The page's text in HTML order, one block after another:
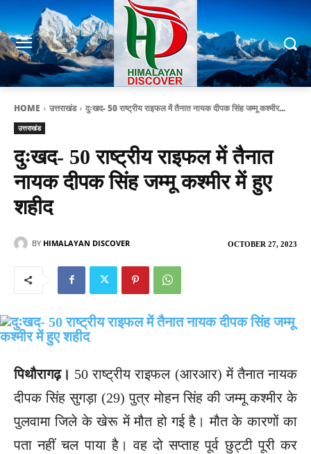
HOME उत्तराखंड दुःखद- 50 राष्ट्रीय राइफल में तैनात नायक दीपक सिंह जम्मू कश्मीर...
उत्तराखंड
दुःखद- 50 राष्ट्रीय राइफल में तैनात
नायक दीपक सिंह जम्मू कश्मीर में हुए
शहीद
OCTOBER 27, 2023
BY HIMALAYAN DISCOVER
पिथौरागढ़। 50 राष्ट्रीय राइफल (आरआर) में तैनात नायक
दीपक सिंह सुगड़ा (29) पुत्र मोहन सिंह की जम्मू कश्मीर के
पुलवामा जिले के खेरू में मौत हो गई है। मौत के कारणों का
पता नहीं चल पाया है। वह दो सप्ताह पूर्व छुट्टी पूरी कर